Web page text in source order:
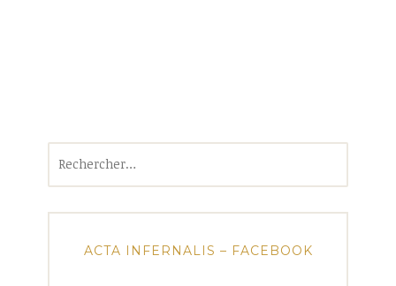
ACTA INFERNALIS – FACEBOOK